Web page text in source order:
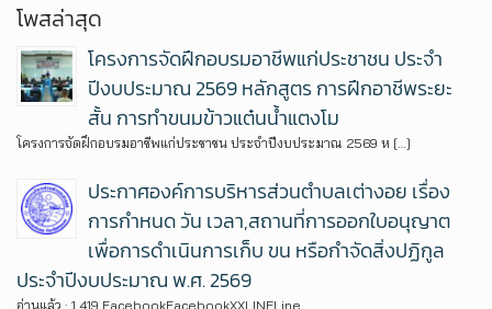
โพสล่าสุด
โครงการจัดฝึกอบรมอาชีพแก่ประชาชน ประจำ
ปีงบประมาณ 2569 หลักสูตร การฝึกอาชีพระยะ
สั้น การทำขนมข้าวแต๋นน้ำแตงโม
โครงการจัดฝึกอบรมอาชีพแก่ประชาชน ประจำปีงบประมาณ 2569 ห […]
ประกาศองค์การบริหารส่วนตำบลเต่างอย เรื่อง
การกำหนด วัน เวลา,สถานที่การออกใบอนุญาต
เพื่อการดำเนินการเก็บ ขน หรือกำจัดสิ่งปฏิกูล
ประจำปีงบประมาณ พ.ศ. 2569
อ่านแล้ว : 1,419 FacebookFacebookXXLINELine